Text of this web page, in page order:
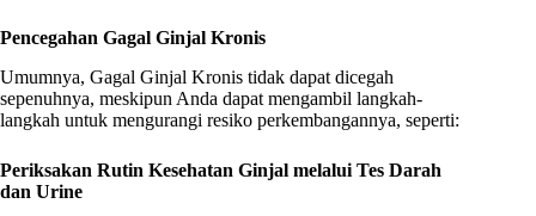
Pencegahan Gagal Ginjal Kronis
Umumnya, Gagal Ginjal Kronis tidak dapat dicegah
sepenuhnya, meskipun Anda dapat mengambil langkah-
langkah untuk mengurangi resiko perkembangannya, seperti:
Periksakan Rutin Kesehatan Ginjal melalui Tes Darah
dan Urine